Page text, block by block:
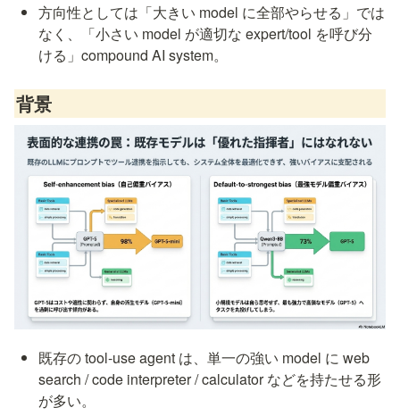
方向性としては「大きい model に全部やらせる」では
なく、「小さい model が適切な expert/tool を呼び分
ける」compound AI system。
背景
既存の tool-use agent は、単一の強い model に web
search / code interpreter / calculator などを持たせる形
が多い。